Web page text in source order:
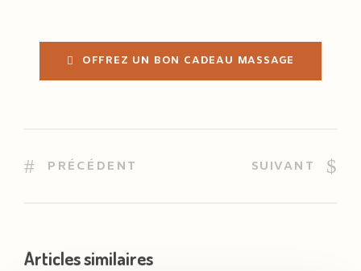
OFFREZ UN BON CADEAU MASSAGE
PRÉCÉDENT SUIVANT
Articles similaires